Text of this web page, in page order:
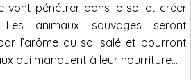
vont pénétrer dans le sol et créer
animaux sauvages seront
l’arôme du sol salé et pourront
qui manquent à leur nourriture…